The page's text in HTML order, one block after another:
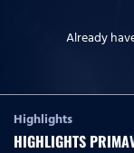
Already
Highlights
HIGHLIGHTS